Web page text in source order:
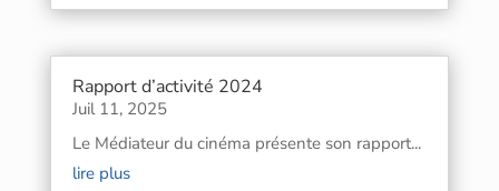
Rapport d’activité 2024
Juil 11, 2025
Le Médiateur du cinéma présente son rapport...
lire plus